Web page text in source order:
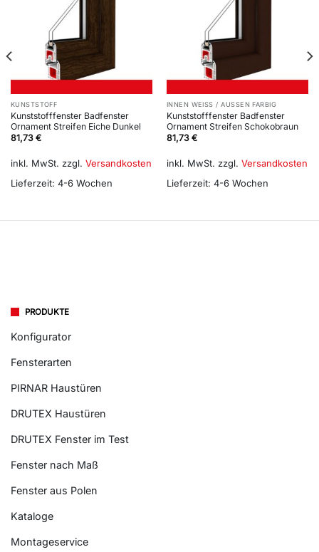
KUNSTSTOFF
Kunststofffenster Badfenster
Ornament Streifen Eiche Dunkel
81,73 €
inkl. MwSt. zzgl. Versandkosten
Lieferzeit: 4-6 Wochen
INNEN WEISS / AUSSEN FARBIG
Kunststofffenster Badfenster
Ornament Streifen Schokobraun
81,73 €
inkl. MwSt. zzgl. Versandkosten
Lieferzeit: 4-6 Wochen
PRODUKTE
Konfigurator
Fensterarten
PIRNAR Haustüren
DRUTEX Haustüren
DRUTEX Fenster im Test
Fenster nach Maß
Fenster aus Polen
Kataloge
Montageservice